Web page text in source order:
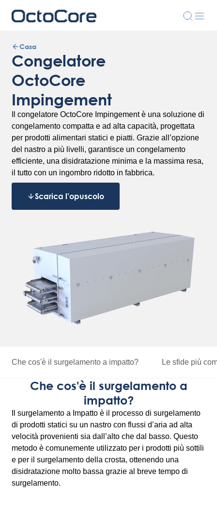
Casa
Congelatore
OctoCore
Impingement
Il congelatore OctoCore Impingement è una soluzione di
congelamento compatta e ad alta capacità, progettata
per prodotti alimentari statici e piatti. Grazie all’opzione
del nastro a più livelli, garantisce un congelamento
efficiente, una disidratazione minima e la massima resa,
il tutto con un ingombro ridotto in fabbrica.
Scarica l'opuscolo
Che cos'è il surgelamento a impatto? Le sfide più
Che cos'è il surgelamento a
impatto?
Il surgelamento a Impatto è il processo di surgelamento
di prodotti statici su un nastro con flussi d’aria ad alta
velocità provenienti sia dall’alto che dal basso. Questo
metodo è comunemente utilizzato per i prodotti più sottili
e per il surgelamento della crosta, ottenendo una
disidratazione molto bassa grazie al breve tempo di
surgelamento.